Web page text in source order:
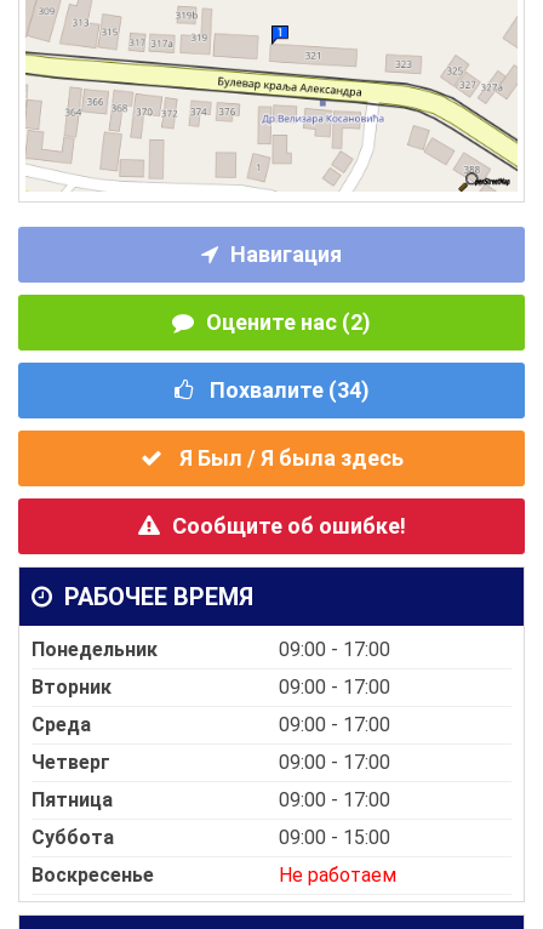
Навигация
Оцените нас (2)
Похвалите (34)
Я Был / Я была здесь
Сообщите об ошибке!
РАБОЧЕЕ ВРЕМЯ
Понедельник
09:00 - 17:00
Вторник
09:00 - 17:00
Среда
09:00 - 17:00
Четверг
09:00 - 17:00
Пятница
09:00 - 17:00
Суббота
09:00 - 15:00
Воскресенье
Не работаем